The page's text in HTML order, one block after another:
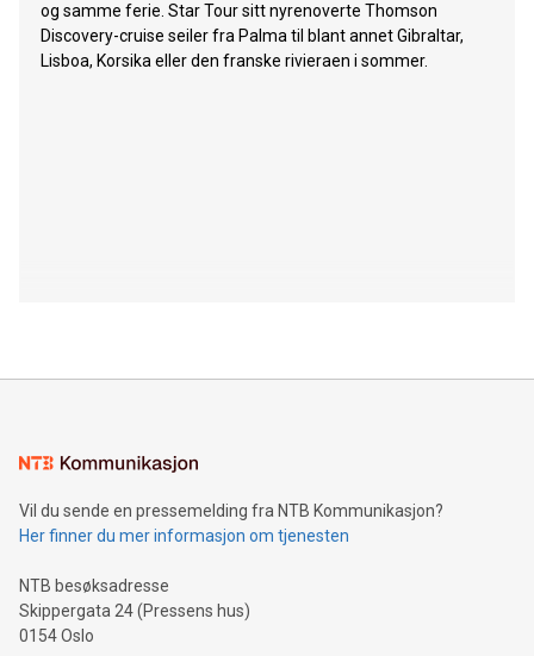
og samme ferie. Star Tour sitt nyrenoverte Thomson
Discovery-cruise seiler fra Palma til blant annet Gibraltar,
Lisboa, Korsika eller den franske rivieraen i sommer.
Vil du sende en pressemelding fra NTB Kommunikasjon?
Her finner du mer informasjon om tjenesten
NTB besøksadresse
Skippergata 24 (Pressens hus)
0154 Oslo